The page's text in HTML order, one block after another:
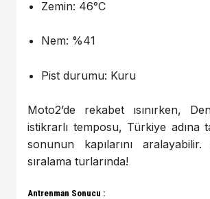
Zemin: 46°C
Nem: %41
Pist durumu: Kuru
Moto2’de rekabet ısınırken,
istikrarlı temposu, Türkiye adına
sonunun kapılarını
sıralama turlarında!
Antrenman Sonucu :